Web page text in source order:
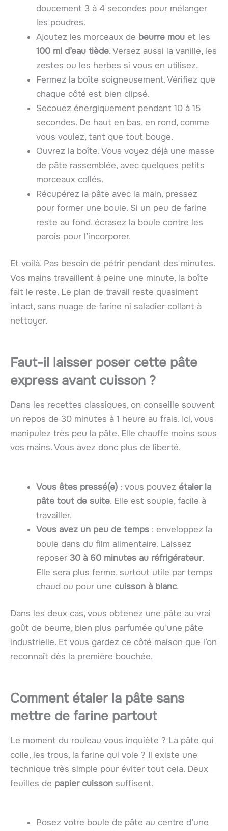
doucement 3 à 4 secondes pour mélanger
les poudres.
Ajoutez les morceaux de beurre mou et les
100 ml d’eau tiède. Versez aussi la vanille, les
zestes ou les herbes si vous en utilisez.
Fermez la boîte soigneusement. Vérifiez que
chaque côté est bien clipsé.
Secouez énergiquement pendant 10 à 15
secondes. De haut en bas, en rond, comme
vous voulez, tant que tout bouge.
Ouvrez la boîte. Vous voyez déjà une masse
de pâte rassemblée, avec quelques petits
morceaux collés.
Récupérez la pâte avec la main, pressez
pour former une boule. Si un peu de farine
reste au fond, écrasez la boule contre les
parois pour l’incorporer.
Et voilà. Pas besoin de pétrir pendant des minutes.
Vos mains travaillent à peine une minute, la boîte
fait le reste. Le plan de travail reste quasiment
intact, sans nuage de farine ni saladier collant à
nettoyer.
Faut-il laisser poser cette pâte
express avant cuisson ?
Dans les recettes classiques, on conseille souvent
un repos de 30 minutes à 1 heure au frais. Ici, vous
manipulez très peu la pâte. Elle chauffe moins sous
vos mains. Vous avez donc plus de liberté.
Vous êtes pressé(e) : vous pouvez étaler la
pâte tout de suite. Elle est souple, facile à
travailler.
Vous avez un peu de temps : enveloppez la
boule dans du film alimentaire. Laissez
reposer 30 à 60 minutes au réfrigérateur.
Elle sera plus ferme, surtout utile par temps
chaud ou pour une cuisson à blanc.
Dans les deux cas, vous obtenez une pâte au vrai
goût de beurre, bien plus parfumée qu’une pâte
industrielle. Et vous gardez ce côté maison que l’on
reconnaît dès la première bouchée.
Comment étaler la pâte sans
mettre de farine partout
Le moment du rouleau vous inquiète ? La pâte qui
colle, les trous, la farine qui vole ? Il existe une
technique très simple pour éviter tout cela. Deux
feuilles de papier cuisson suffisent.
Posez votre boule de pâte au centre d’une